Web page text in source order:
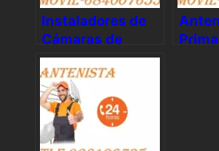
Instaladores de
Cámaras de
Seguridad
Prima